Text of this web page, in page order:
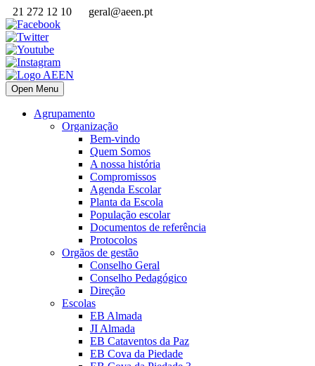
21 272 12 10 geral@aeen.pt
Open Menu
Agrupamento
Organização
Bem-vindo
Quem Somos
A nossa história
Compromissos
Agenda Escolar
Planta da Escola
População escolar
Documentos de referência
Protocolos
Orgãos de gestão
Conselho Geral
Conselho Pedagógico
Direção
Escolas
EB Almada
JI Almada
EB Cataventos da Paz
EB Cova da Piedade